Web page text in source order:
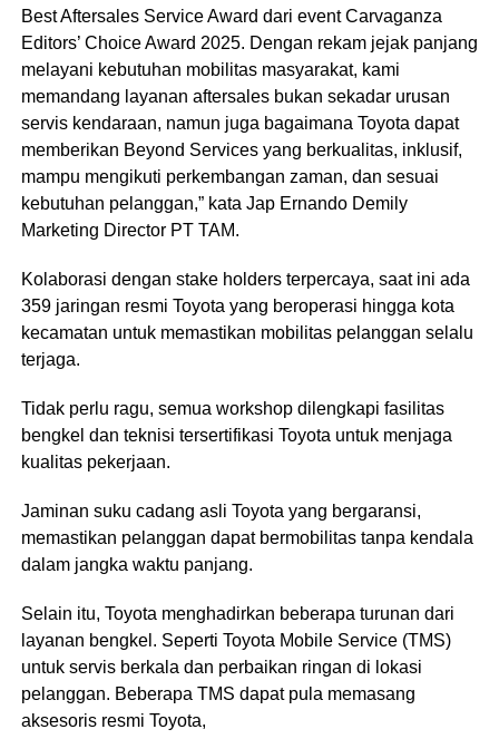
Best Aftersales Service Award dari event Carvaganza
Editors’ Choice Award 2025. Dengan rekam jejak panjang
melayani kebutuhan mobilitas masyarakat, kami
memandang layanan aftersales bukan sekadar urusan
servis kendaraan, namun juga bagaimana Toyota dapat
memberikan Beyond Services yang berkualitas, inklusif,
mampu mengikuti perkembangan zaman, dan sesuai
kebutuhan pelanggan,” kata Jap Ernando Demily
Marketing Director PT TAM.
Kolaborasi dengan stake holders terpercaya, saat ini ada
359 jaringan resmi Toyota yang beroperasi hingga kota
kecamatan untuk memastikan mobilitas pelanggan selalu
terjaga.
Tidak perlu ragu, semua workshop dilengkapi fasilitas
bengkel dan teknisi tersertifikasi Toyota untuk menjaga
kualitas pekerjaan.
Jaminan suku cadang asli Toyota yang bergaransi,
memastikan pelanggan dapat bermobilitas tanpa kendala
dalam jangka waktu panjang.
Selain itu, Toyota menghadirkan beberapa turunan dari
layanan bengkel. Seperti Toyota Mobile Service (TMS)
untuk servis berkala dan perbaikan ringan di lokasi
pelanggan. Beberapa TMS dapat pula memasang
aksesoris resmi Toyota,